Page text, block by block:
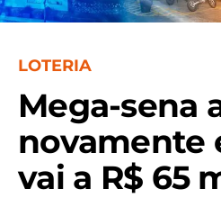
LOTERIA
Mega-sena
novamente
vai a R$ 65